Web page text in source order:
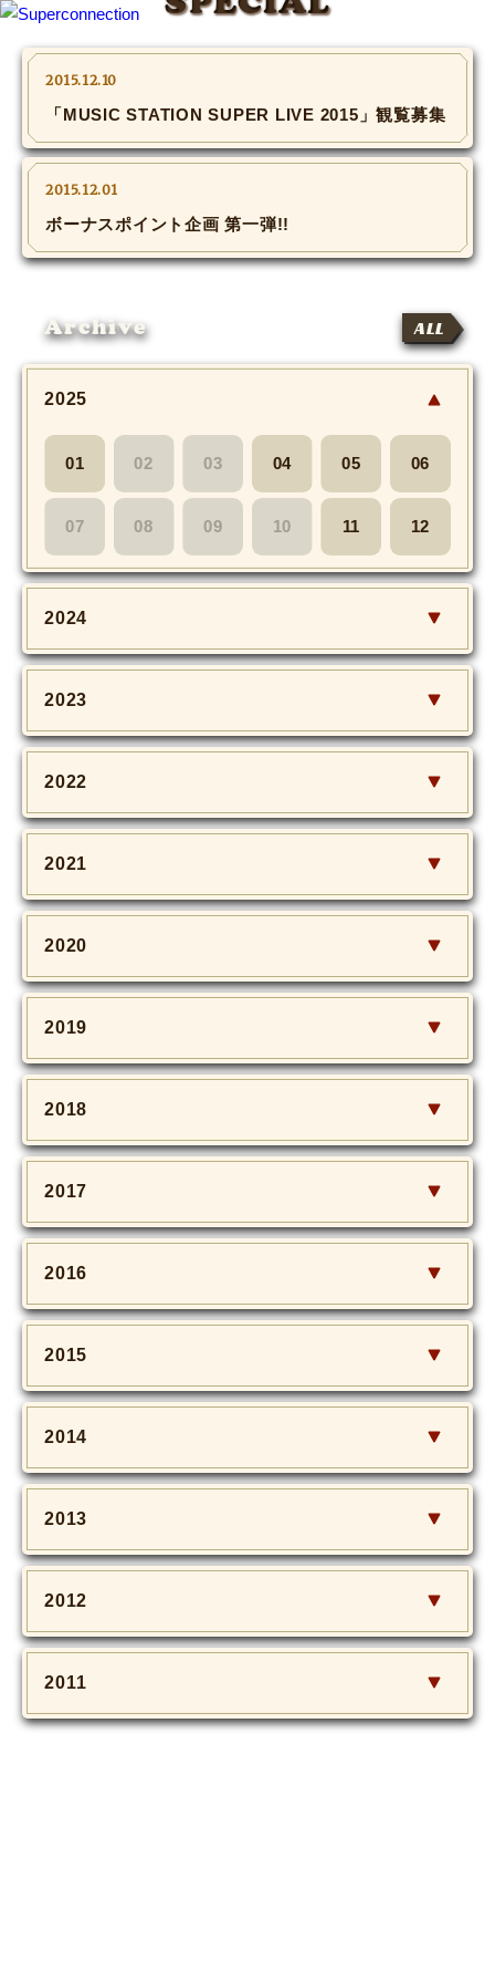
2015.12.10
「MUSIC STATION SUPER LIVE 2015」観覧募集
2015.12.01
ボーナスポイント企画 第一弾!!
Archive ALL
2025
01 02 03 04 05 06
07 08 09 10 11 12
2024
2023
2022
2021
2020
2019
2018
2017
2016
2015
2014
2013
2012
2011
INFO
SHIHO’s DIARY
STAFF DIARY
SHIHO’s VOICE
We Spy!
SPECIAL
#Throwback
MOVIE
Monostagram
DOWNLOAD
SHIHO’s Q&A